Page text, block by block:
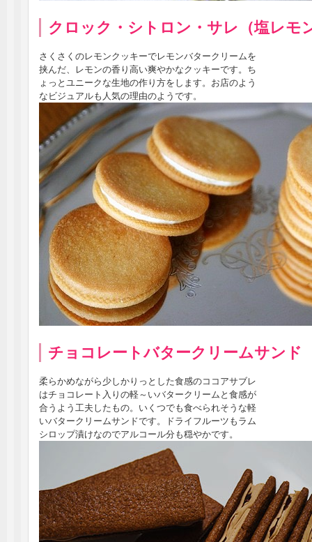
クロック・シトロン・サレ（塩レ
さくさくのレモンクッキーでレモンバタークリームを
挟んだ、レモンの香り高い爽やかなクッキーです。ち
ょっとユニークな生地の作り方をします。お店のよう
なビジュアルも人気の理由のようです。
チョコレートバタークリームサン
柔らかめながら少しかりっとした食感のココアサブレ
はチョコレート入りの軽～いバタークリームと食感が
合うよう工夫したもの。いくつでも食べられそうな軽
いバタークリームサンドです。ドライフルーツもラム
シロップ漬けなのでアルコール分も穏やかです。